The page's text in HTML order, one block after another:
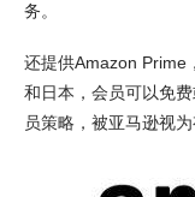
务。
还提供Amazon Prime
和日本，会员可以免
员策略，被亚马逊视为